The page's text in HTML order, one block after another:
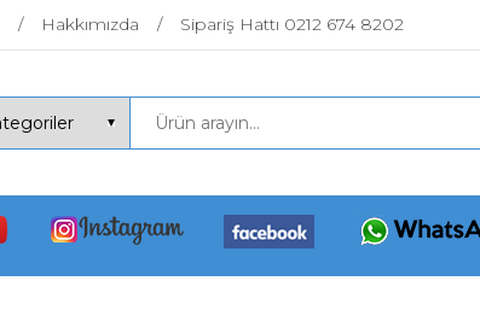
Hakkımızda Sipariş Hattı 0212 674 8202